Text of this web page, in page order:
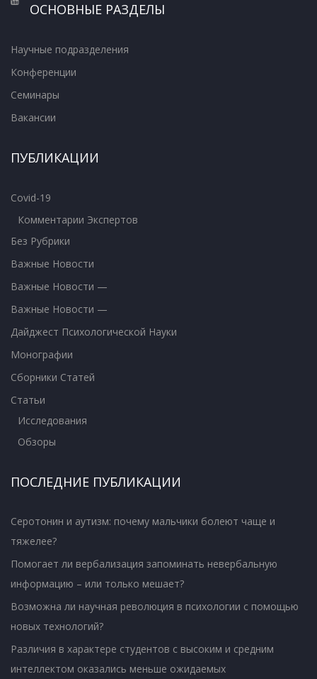
ОСНОВНЫЕ РАЗДЕЛЫ
Научные подразделения
Конференции
Семинары
Вакансии
ПУБЛИКАЦИИ
Covid-19
Комментарии Экспертов
Без Рубрики
Важные Новости
Важные Новости —
Важные Новости —
Дайджест Психологической Науки
Монографии
Сборники Статей
Статьи
Исследования
Обзоры
ПОСЛЕДНИЕ ПУБЛИКАЦИИ
Серотонин и аутизм: почему мальчики болеют чаще и
тяжелее?
Помогает ли вербализация запоминать невербальную
информацию – или только мешает?
Возможна ли научная революция в психологии с помощью
новых технологий?
Различия в характере студентов с высоким и средним
интеллектом оказались меньше ожидаемых